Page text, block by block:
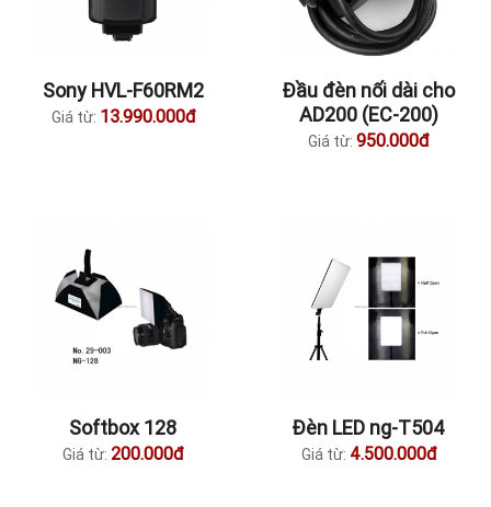
Sony HVL-F60RM2
Giá từ: 13.990.000đ
Đầu đèn nối dài cho
AD200 (EC-200)
Giá từ: 950.000đ
Softbox 128
Giá từ: 200.000đ
Đèn LED ng-T504
Giá từ: 4.500.000đ